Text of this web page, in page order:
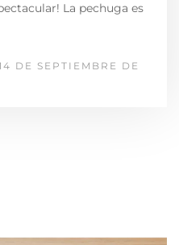
La pechuga es
DE SEPTIEMBRE DE